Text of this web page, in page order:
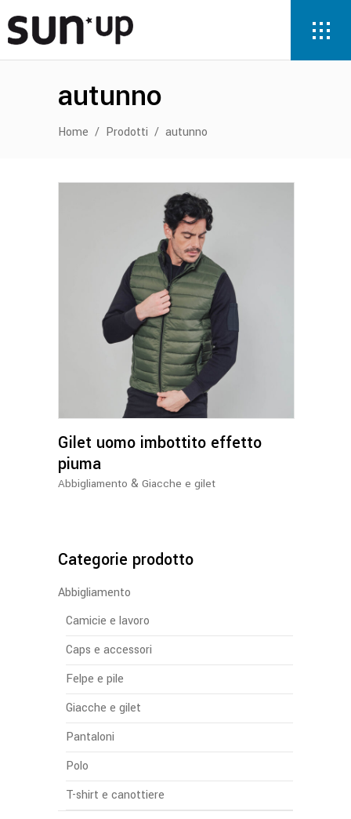
autunno
Home / Prodotti / autunno
Questo
prodotto
ha
più
varianti.
Le
opzioni
possono
scelte
prodotto
Gilet uomo imbottito effetto
piuma
Abbigliamento & Giacche e gilet
Categorie prodotto
Abbigliamento
Camicie e lavoro
Caps e accessori
Felpe e pile
Giacche e gilet
Pantaloni
Polo
T-shirt e canottiere